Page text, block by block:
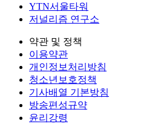
YTN서울타워
저널리즘 연구소
약관 및 정책
이용약관
개인정보처리방침
청소년보호정책
기사배열 기본방침
방송편성규약
윤리강령